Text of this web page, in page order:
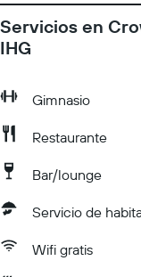
Servicios en
IHG
Gimnasio
Restaurante
Bar/lounge
Servicio de
Wifi gratis